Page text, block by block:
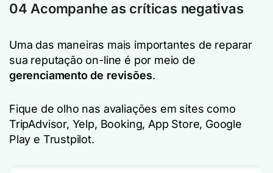
04 Acompanhe as críticas negativas
Uma das maneiras mais importantes de reparar
sua reputação on-line é por meio de
gerenciamento de revisões.
Fique de olho nas avaliações em sites como
TripAdvisor, Yelp, Booking, App Store, Google
Play e Trustpilot.